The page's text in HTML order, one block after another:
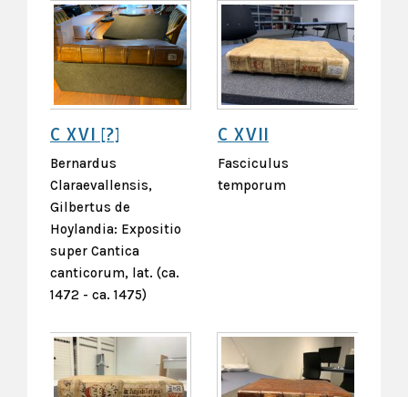
C XVI [?]
Bernardus
Claraevallensis,
Gilbertus de
Hoylandia: Expositio
super Cantica
canticorum, lat. (ca.
1472 - ca. 1475)
C XVII
Fasciculus
temporum